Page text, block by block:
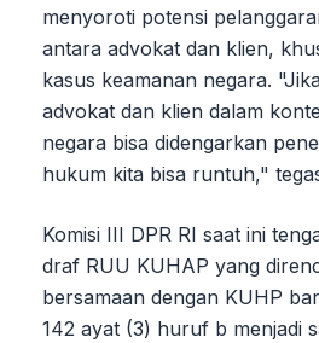
menyoroti potensi
antara advokat dan klien,
kasus keamanan negara.
advokat dan klien dalam
negara bisa didengarkan
hukum kita bisa runtuh,"
Komisi III DPR RI saat ini
draf RUU KUHAP yang
bersamaan dengan KUHP
142 ayat (3) huruf b menjadi